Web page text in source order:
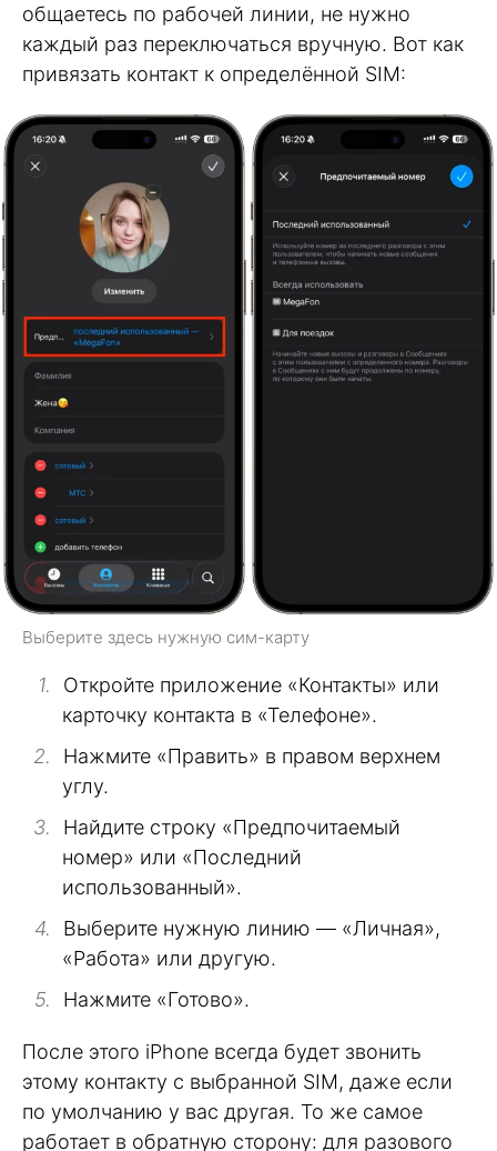
общаетесь по рабочей линии, не нужно
каждый раз переключаться вручную. Вот как
привязать контакт к определённой SIM:
Выберите здесь нужную сим-карту
Откройте приложение «Контакты» или
карточку контакта в «Телефоне».
Нажмите «Править» в правом верхнем
углу.
Найдите строку «Предпочитаемый
номер» или «Последний
использованный».
Выберите нужную линию — «Личная»,
«Работа» или другую.
Нажмите «Готово».
После этого iPhone всегда будет звонить
этому контакту с выбранной SIM, даже если
по умолчанию у вас другая. То же самое
работает в обратную сторону: для разового